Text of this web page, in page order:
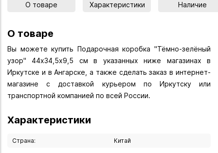
О товаре Характеристики Наличие
О товаре
Вы можете купить Подарочная коробка "Тёмно-зелёный
узор" 44х34,5х9,5 см в указанных ниже магазинах в
Иркутске и в Ангарске, а также сделать заказ в интернет-
магазине с доставкой курьером по Иркутску или
транспортной компанией по всей России.
Характеристики
Страна: Китай